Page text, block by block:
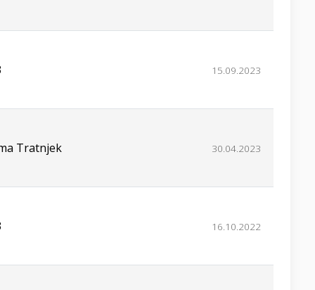
15.09.2023
Tratnjek 30.04.2023
16.10.2022